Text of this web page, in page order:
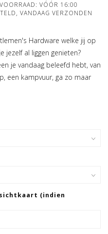
VÓÓR 16:00
VANDAAG VERZONDEN
Hardware welke jij op
jezelf al liggen genieten?
je vandaag beleefd hebt, van
een kampvuur, ga zo maar
(indien